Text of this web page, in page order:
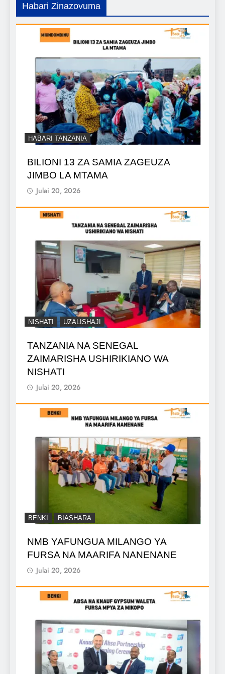
Habari Zinazovuma
HABARI TANZANIA
BILIONI 13 ZA SAMIA ZAGEUZA
JIMBO LA MTAMA
Julai 20, 2026
NISHATI UZALISHAJI
TANZANIA NA SENEGAL
ZAIMARISHA USHIRIKIANO WA
NISHATI
Julai 20, 2026
BENKI BIASHARA
NMB YAFUNGUA MILANGO YA
FURSA NA MAARIFA NANENANE
Julai 20, 2026